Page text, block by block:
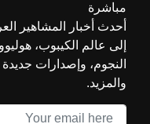
مباشرة
أحدث أخبار المشاهير
إلى عالم الكيبوب،
النجوم، وإصدارات
والمزيد.